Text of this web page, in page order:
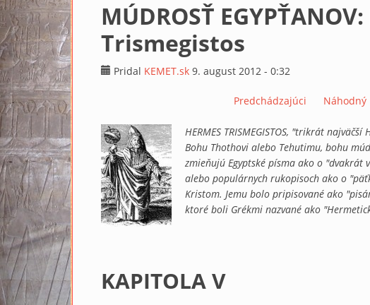
MÚDROSŤ
Trismegistos
Pridal KEMET.sk 9. august 2012 - 0:32
Predchádzajúci Náhodný
HERMES TRISMEGISTOS, "trikrát
Bohu Thothovi alebo Tehutimu, bohu
zmieňujú Egyptské písma ako o "dvakrát
alebo populárnych rukopisoch ako o
Kristom. Jemu bolo pripisované ako
ktoré boli Grékmi nazvané ako
KAPITOLA V